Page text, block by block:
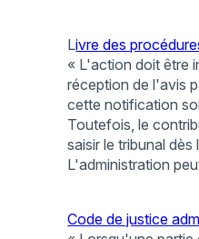
Livre des
« L'action doit être
réception de l'avis
cette notification
Toutefois, le
saisir le tribunal
L'administration
Code de justice